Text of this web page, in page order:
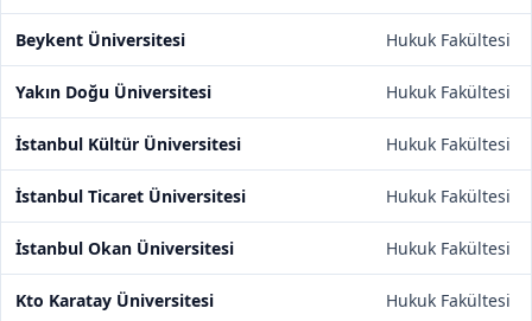
Beykent Üniversitesi Hukuk Fakültesi
Yakın Doğu Üniversitesi Hukuk Fakültesi
İstanbul Kültür Üniversitesi Hukuk Fakültesi
İstanbul Ticaret Üniversitesi Hukuk Fakültesi
İstanbul Okan Üniversitesi Hukuk Fakültesi
Kto Karatay Üniversitesi Hukuk Fakültesi